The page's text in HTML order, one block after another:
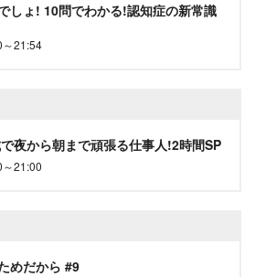
しょ! 10問でわかる!認知症の新常識
～21:54
夜から朝まで頑張る仕事人!2時間SP
21:00
めだから #9